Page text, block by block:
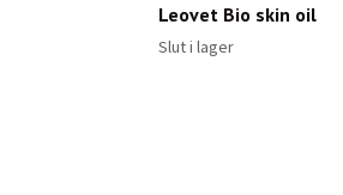
Leovet Bio skin oil
Slut i lager